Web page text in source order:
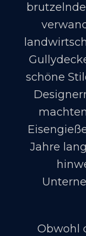
schöne
Jahre
Obwohl